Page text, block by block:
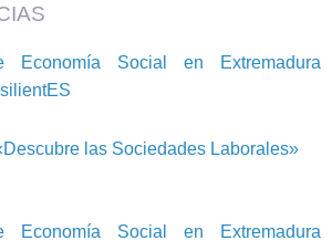
Economía Social en Extremadura
las Sociedades Laborales»
Economía Social en Extremadura